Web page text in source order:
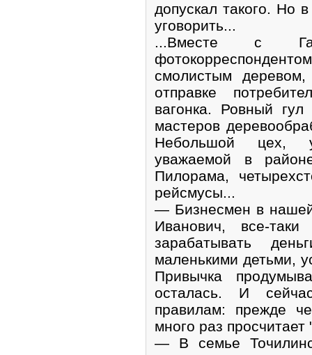
допускал такого. Но
уговорить...
...Вместе с
смолистым
отправке
вагонка. Ровный гул
мастеров
Небольшой цех,
уважаемой в
Пилорама,
рейсмусы...
— Бизнесмен в
Иванович, все-
зарабатывать
маленькими детьми,
Привычка
осталась. И
правилам: прежде
много раз просчитает
— В семье